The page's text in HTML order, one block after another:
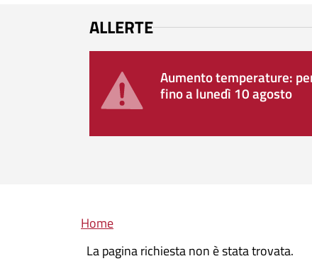
ALLERTE
Aumento temperature:
fino a lunedì 10 agosto
Briciole di pane
Home
La pagina richiesta non è stata trovata.